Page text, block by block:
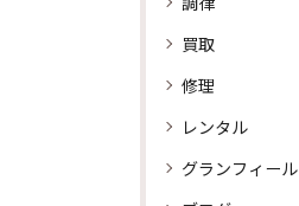
買取
修理
レンタル
グランフィール